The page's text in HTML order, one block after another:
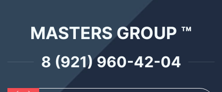
MASTERS GROUP ™
8 (921) 960-42-04